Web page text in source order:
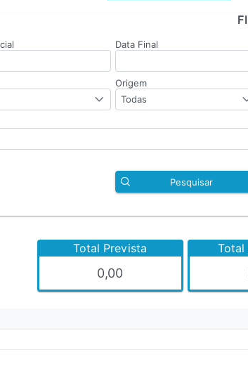
Data Final
Origem
Todas
Pesquisar
Total Prevista
0,00
Total